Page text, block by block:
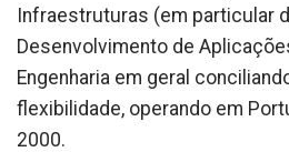
Infraestruturas (em particular
Desenvolvimento de
Engenharia em geral
flexibilidade, operando em
2000.